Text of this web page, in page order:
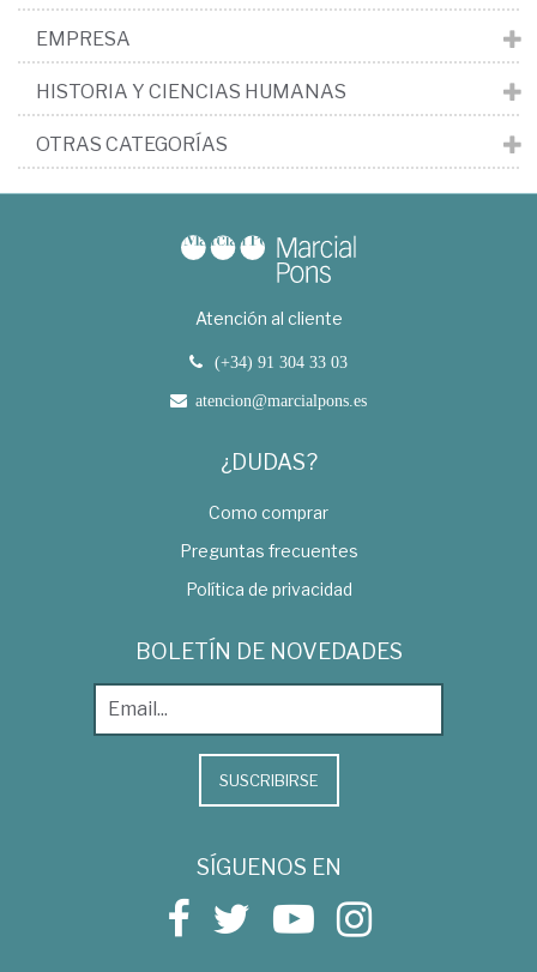
EMPRESA
HISTORIA Y CIENCIAS HUMANAS
OTRAS CATEGORÍAS
Atención al cliente
(+34) 91 304 33 03
atencion@marcialpons.es
¿DUDAS?
Como comprar
Preguntas frecuentes
Política de privacidad
BOLETÍN DE NOVEDADES
SUSCRIBIRSE
SÍGUENOS EN